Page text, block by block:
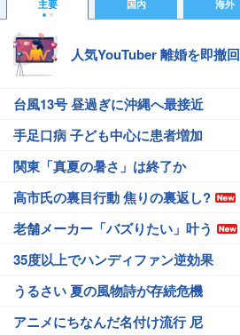
主要 国内 海外
人気YouTuber 離婚を即撤回
台風13号 昼過ぎに沖縄へ最接近
手足口病 子ども中心に患者増加
関東「真夏の暑さ」は終了か
高市氏の裏目行動 焦りの裏返し?
老舗メーカー「バズりたい」叶う
35度以上でハンディファン逆効果
うるさい 夏の風物詩が存続危機
アニメにちなんだ名付け流行 尼